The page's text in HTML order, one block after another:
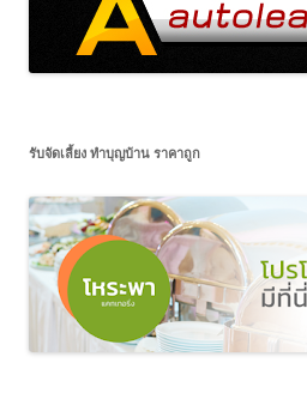
รับจัดเลี้ยง ทำบุญบ้าน ราคาถูก